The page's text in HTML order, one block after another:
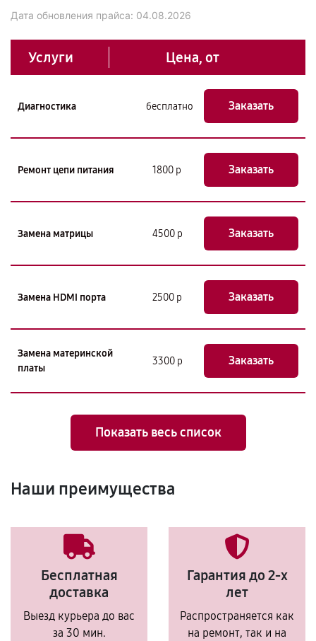
Дата обновления прайса: 04.08.2026
Услуги Цена, от
Диагностика бесплатно Заказать
Ремонт цепи питания 1800 р Заказать
Замена матрицы 4500 р Заказать
Замена HDMI порта 2500 р Заказать
Замена материнской
платы
3300 р Заказать
Показать весь список
Наши преимущества
Бесплатная
доставка
Выезд курьера до вас
за 30 мин.
Гарантия до 2-х
лет
Распространяется как
на ремонт, так и на